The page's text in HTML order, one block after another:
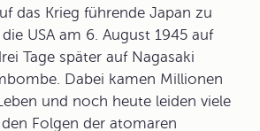
das Krieg führende Japan zu
USA am 6. August 1945 auf
Tage später auf Nagasaki
Dabei kamen Millionen
und noch heute leiden viele
Folgen der atomaren